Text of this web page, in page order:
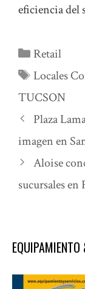
eficiencia del
Categorías
Retail
Etiquetas
Locales
TUCSON
Plaza
imagen en
Aloise
sucursales